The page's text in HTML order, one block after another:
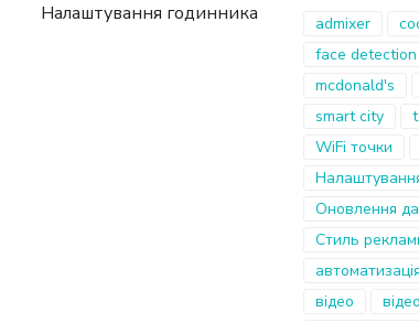
Налаштування годинника
admixer
face detection
mcdonald's
smart city
WiFi точки
Оновлення
Стиль
відео